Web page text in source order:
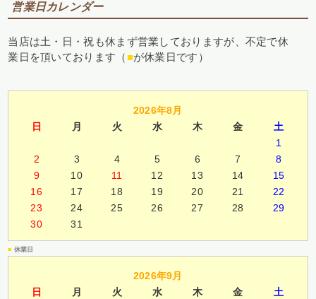
営業日カレンダー
当店は土・日・祝も休まず営業しておりますが、不定で休
業日を頂いております（■が休業日です）
2026年8月
日
月 火 水 木 金
土
1
2
3 4 5 6 7
8
9
10 11 12 13 14
15
16
17 18 19 20 21
22
23
24 25 26 27 28
29
30
31
■ 休業日
2026年9月
日
月 火 水 木 金
土